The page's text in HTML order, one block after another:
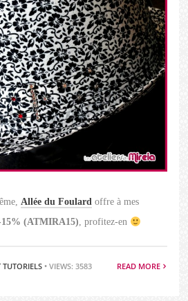
Allée du Foulard offre à mes
15% (ATMIRA15), profitez-en
TUTORIELS • VIEWS: 3583 READ MORE